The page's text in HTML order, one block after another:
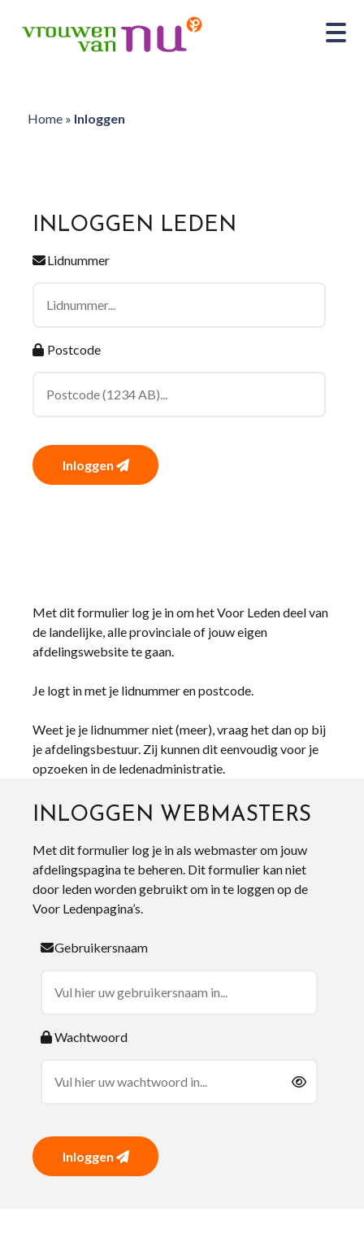
Home» Inloggen
INLOGGEN LEDEN
Lidnummer
Postcode
Inloggen
Met dit formulier log je in om het Voor Leden deel van
de landelijke, alle provinciale of jouw eigen
afdelingswebsite te gaan.
Je logt in met je lidnummer en postcode.
Weet je je lidnummer niet (meer), vraag het dan op bij
je afdelingsbestuur. Zij kunnen dit eenvoudig voor je
opzoeken in de ledenadministratie.
INLOGGEN WEBMASTERS
Met dit formulier log je in als webmaster om jouw
afdelingspagina te beheren. Dit formulier kan niet
door leden worden gebruikt om in te loggen op de
Voor Ledenpagina’s.
Gebruikersnaam
Wachtwoord
Inloggen